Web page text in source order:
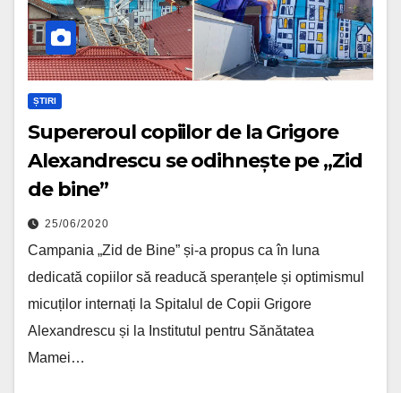
ȘTIRI
Supereroul copiilor de la Grigore
Alexandrescu se odihnește pe „Zid
de bine”
25/06/2020
Campania „Zid de Bine” și-a propus ca în luna
dedicată copiilor să readucă speranțele și optimismul
micuților internați la Spitalul de Copii Grigore
Alexandrescu și la Institutul pentru Sănătatea
Mamei…